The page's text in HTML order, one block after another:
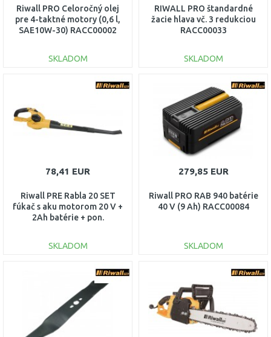
Riwall PRO Celoročný olej
pre 4-taktné motory (0,6 l,
SAE10W-30) RACC00002
SKLADOM
DO KOŠÍKA
RIWALL PRO štandardné
žacie hlava vč. 3 redukciou
RACC00033
SKLADOM
DO KOŠÍKA
Porovnať
78,41 EUR
Riwall PRE Rabla 20 SET
fúkač s aku motorom 20 V +
2Ah batérie + pon.
SKLADOM
DO KOŠÍKA
Porovnať
279,85 EUR
Riwall PRO RAB 940 batérie
40 V (9 Ah) RACC00084
SKLADOM
DO KOŠÍKA
Porovnať